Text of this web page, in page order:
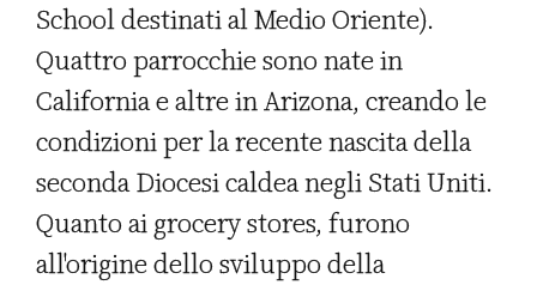
School destinati al Medio Oriente).
Quattro parrocchie sono nate in
California e altre in Arizona, creando le
condizioni per la recente nascita della
seconda Diocesi caldea negli Stati Uniti.
Quanto ai grocery stores, furono
all'origine dello sviluppo della